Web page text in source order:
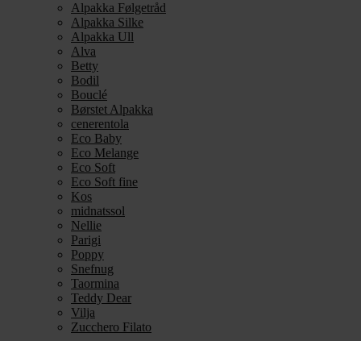
Alpakka Følgetråd
Alpakka Silke
Alpakka Ull
Alva
Betty
Bodil
Bouclé
Børstet Alpakka
cenerentola
Eco Baby
Eco Melange
Eco Soft
Eco Soft fine
Kos
midnatssol
Nellie
Parigi
Poppy
Snefnug
Taormina
Teddy Dear
Vilja
Zucchero Filato